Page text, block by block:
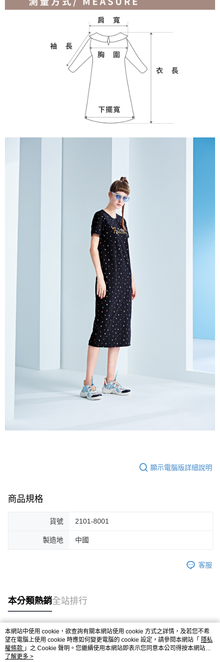
顯示電腦版詳細說明
商品規格
貨號 2101-8001
製造地 中國
客服
本分類熱銷全站排行
熱門標籤
本網站中使用 cookie，欲查詢有關本網站使用 cookie 方式之詳情，及若您不希
望在電腦上使用 cookie 時應如何變更電腦的 cookie 設定，請參閱本網站「 隱私
權條款 」之 Cookie 聲明。您繼續使用本網站即表示您同意本公司得按本網站使
用條款之 Cookie 聲明使用 cookie。
了解更多 >